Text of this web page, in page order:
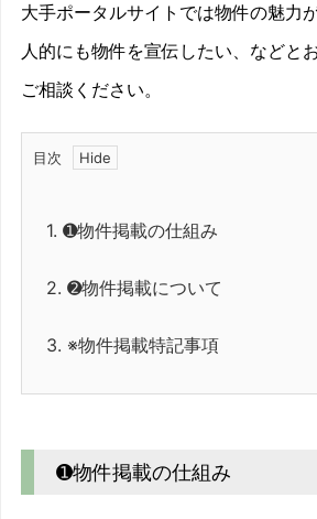
大手ポータルサイトでは物件の魅力
人的にも物件を宣伝したい、などと
ご相談ください。
目次
1. ➊物件掲載の仕組み
2. ➋物件掲載について
3. ※物件掲載特記事項
➊物件掲載の仕組み